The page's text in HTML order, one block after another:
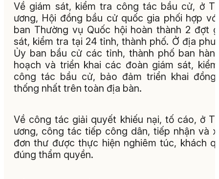
Về giám sát, kiểm tra công tác bầu cử, ở
ương, Hội đồng bầu cử quốc gia phối hợp
ban Thường vụ Quốc hội hoàn thành 2 đợt
sát, kiểm tra tại 24 tỉnh, thành phố. Ở địa
Ủy ban bầu cử các tỉnh, thành phố ban
hoạch và triển khai các đoàn giám sát,
công tác bầu cử, bảo đảm triển khai đồng
thống nhất trên toàn địa bàn.
Về công tác giải quyết khiếu nại, tố cáo, ở
ương, công tác tiếp công dân, tiếp nhận và
đơn thư được thực hiện nghiêm túc, khách
đúng thẩm quyền.